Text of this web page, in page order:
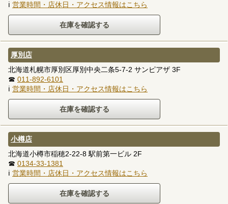
ℹ 営業時間・店休日・アクセス情報はこちら
厚別店
北海道札幌市厚別区厚別中央二条5-7-2 サンピアザ 3F
☎ 011-892-6101
ℹ 営業時間・店休日・アクセス情報はこちら
小樽店
北海道小樽市稲穂2-22-8 駅前第一ビル 2F
☎ 0134-33-1381
ℹ 営業時間・店休日・アクセス情報はこちら